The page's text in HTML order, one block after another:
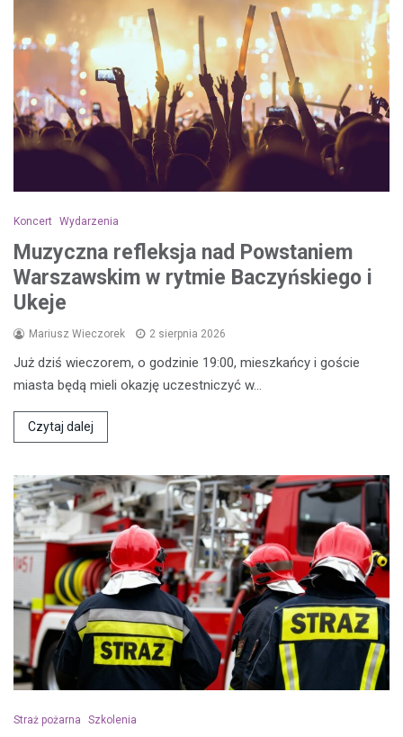
Koncert Wydarzenia
Muzyczna refleksja nad Powstaniem
Warszawskim w rytmie Baczyńskiego i
Ukeje
Mariusz Wieczorek 2 sierpnia 2026
Już dziś wieczorem, o godzinie 19:00, mieszkańcy i goście
miasta będą mieli okazję uczestniczyć w…
Czytaj dalej
Straż pożarna Szkolenia